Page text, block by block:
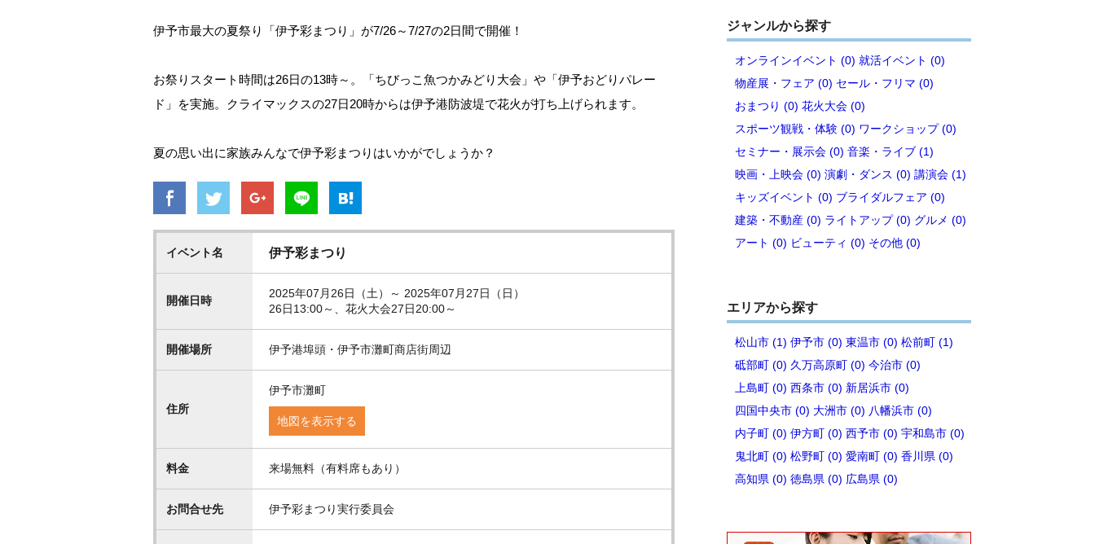
伊予市最大の夏祭り「伊予彩まつり」が7/26～7/27の2日間で開催！
お祭りスタート時間は26日の13時～。「ちびっこ魚つかみどり大会」や「伊予おどりパレー
ド」を実施。クライマックスの27日20時からは伊予港防波堤で花火が打ち上げられます。
夏の思い出に家族みんなで伊予彩まつりはいかがでしょうか？
イベント名 伊予彩まつり
開催日時
2025年07月26日（土）～ 2025年07月27日（日）
26日13:00～、花火大会27日20:00～
開催場所 伊予港埠頭・伊予市灘町商店街周辺
住所
伊予市灘町
地図を表示する
料金 来場無料（有料席もあり）
お問合せ先 伊予彩まつり実行委員会
ジャンルから探す
オンラインイベント (0) 就活イベント (0)
物産展・フェア (0) セール・フリマ (0)
おまつり (0) 花火大会 (0)
スポーツ観戦・体験 (0) ワークショップ (0)
セミナー・展示会 (0) 音楽・ライブ (1)
映画・上映会 (0) 演劇・ダンス (0) 講演会 (1)
キッズイベント (0) ブライダルフェア (0)
建築・不動産 (0) ライトアップ (0) グルメ (0)
アート (0) ビューティ (0) その他 (0)
エリアから探す
松山市 (1) 伊予市 (0) 東温市 (0) 松前町 (1)
砥部町 (0) 久万高原町 (0) 今治市 (0)
上島町 (0) 西条市 (0) 新居浜市 (0)
四国中央市 (0) 大洲市 (0) 八幡浜市 (0)
内子町 (0) 伊方町 (0) 西予市 (0) 宇和島市 (0)
鬼北町 (0) 松野町 (0) 愛南町 (0) 香川県 (0)
高知県 (0) 徳島県 (0) 広島県 (0)